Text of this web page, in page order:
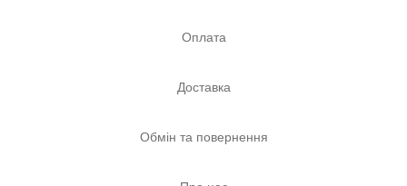
Оплата
Доставка
Обмін та повернення